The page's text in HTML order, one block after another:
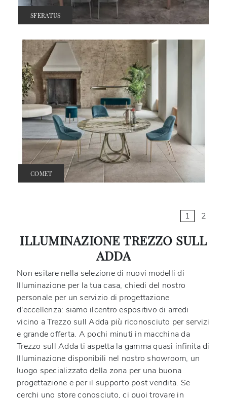
SFERATUS
COMET
1 2
ILLUMINAZIONE TREZZO SULL
ADDA
Non esitare nella selezione di nuovi modelli di
Illuminazione per la tua casa, chiedi del nostro
personale per un servizio di progettazione
d'eccellenza: siamo ilcentro espositivo di arredi
vicino a Trezzo sull Adda più riconosciuto per servizi
e grande offerta. A pochi minuti in macchina da
Trezzo sull Adda ti aspetta la gamma quasi infinita di
Illuminazione disponibili nel nostro showroom, un
luogo specializzato della zona per una buona
progettazione e per il supporto post vendita. Se
cerchi uno store conosciuto, ci puoi trovare in